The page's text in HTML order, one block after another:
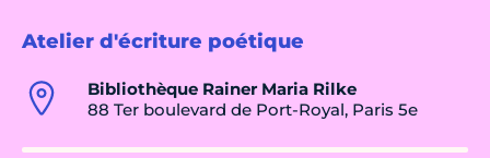
Atelier d'écriture poétique
Bibliothèque Rainer Maria Rilke
88 Ter boulevard de Port-Royal, Paris 5e